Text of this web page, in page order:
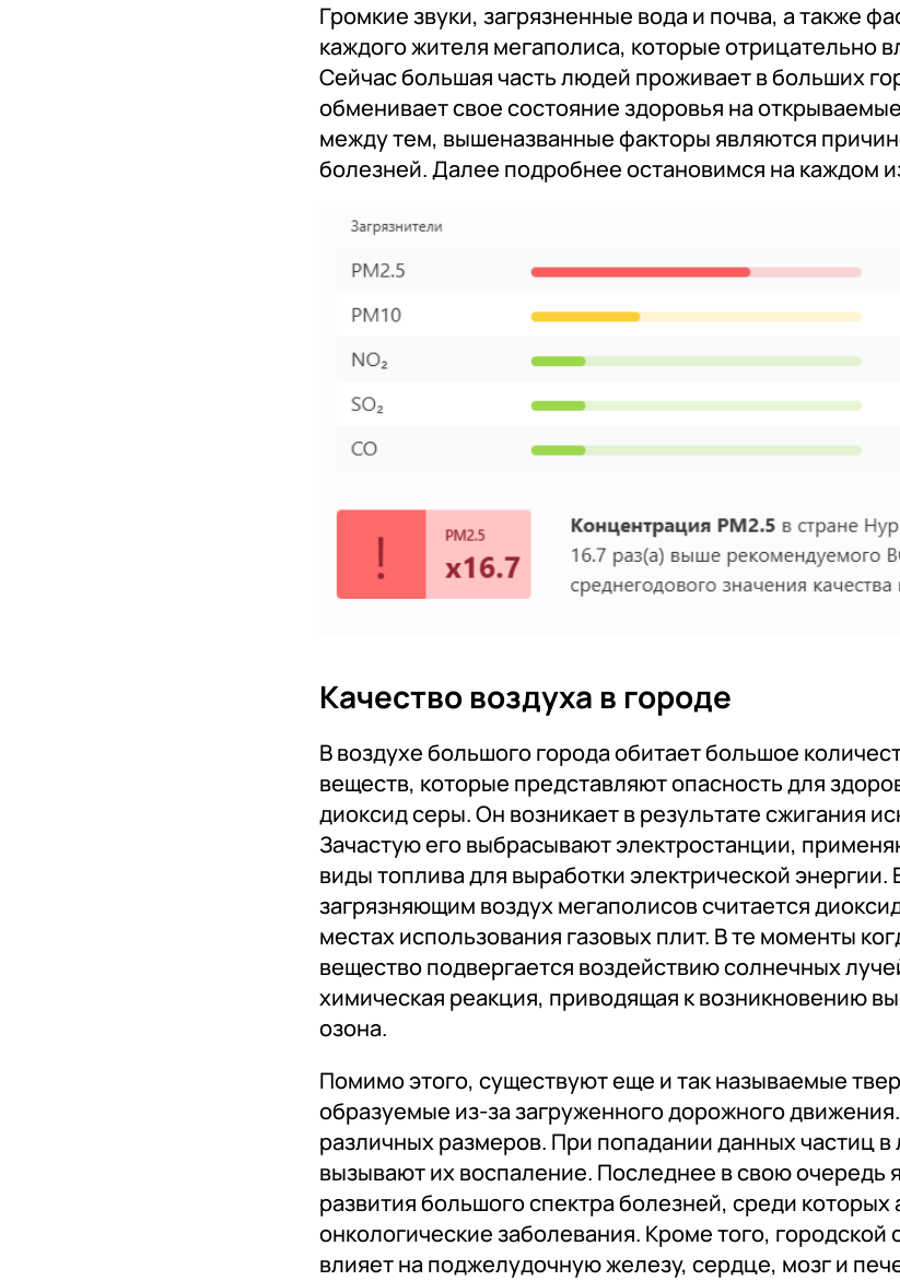
Громкие звуки, загрязненные вода и почва, а также
каждого жителя мегаполиса, которые отрицательно
Сейчас большая часть людей проживает в больших
обменивает свое состояние здоровья на
между тем, вышеназванные факторы являются
болезней. Далее подробнее остановимся на каждом
Качество воздуха в городе
В воздухе большого города обитает большое
веществ, которые представляют опасность для
диоксид серы. Он возникает в результате сжигания
Зачастую его выбрасывают электростанции,
виды топлива для выработки электрической
загрязняющим воздух мегаполисов считается
местах использования газовых плит. В те моменты
вещество подвергается воздействию солнечных
химическая реакция, приводящая к возникновению
озона.
Помимо этого, существуют еще и так называемые
образуемые из-за загруженного дорожного
различных размеров. При попадании данных частиц в
вызывают их воспаление. Последнее в свою очередь
развития большого спектра болезней, среди которых
онкологические заболевания. Кроме того, городской
влияет на поджелудочную железу, сердце, мозг и